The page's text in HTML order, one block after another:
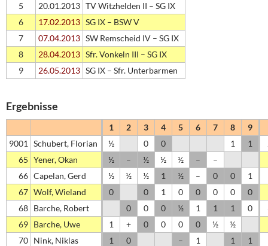
5
20.01.2013 TV Witzhelden II – SG IX
6
17.02.2013 SG IX – BSW V
7
07.04.2013 SW Remscheid IV – SG IX
8
28.04.2013 Sfr. Vonkeln III – SG IX
9
26.05.2013 SG IX – Sfr. Unterbarmen
Ergebnisse
1 2 3 4 5 6 7 8
9
9001
Schubert, Florian ½ 0 0 1 1
65 Yener, Okan ½ – ½ ½ ½ –
–
66 Capelan, Gerd ½ ½ ½ 1 ½ – 0 0
1
67 Wolf, Wieland 0 0 1 0 0 0 0
0
68 Barche, Robert 0 0 0 ½ 1 1 1 0
69 Barche, Uwe 1 + 0 0 0 0 ½
½
70 Nink, Niklas 1 0 – 1 1
1